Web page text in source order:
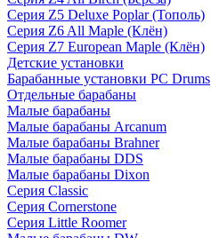
Серия Z5 Deluxe Poplar (Тополь)
Серия Z6 All Maple (Клён)
Серия Z7 European Maple (Клён)
Детские установки
Барабанные установки PC Drums
Отдельные барабаны
Малые барабаны
Малые барабаны Arcanum
Малые барабаны Brahner
Малые барабаны DDS
Малые барабаны Dixon
Серия Classic
Серия Cornerstone
Серия Little Roomer